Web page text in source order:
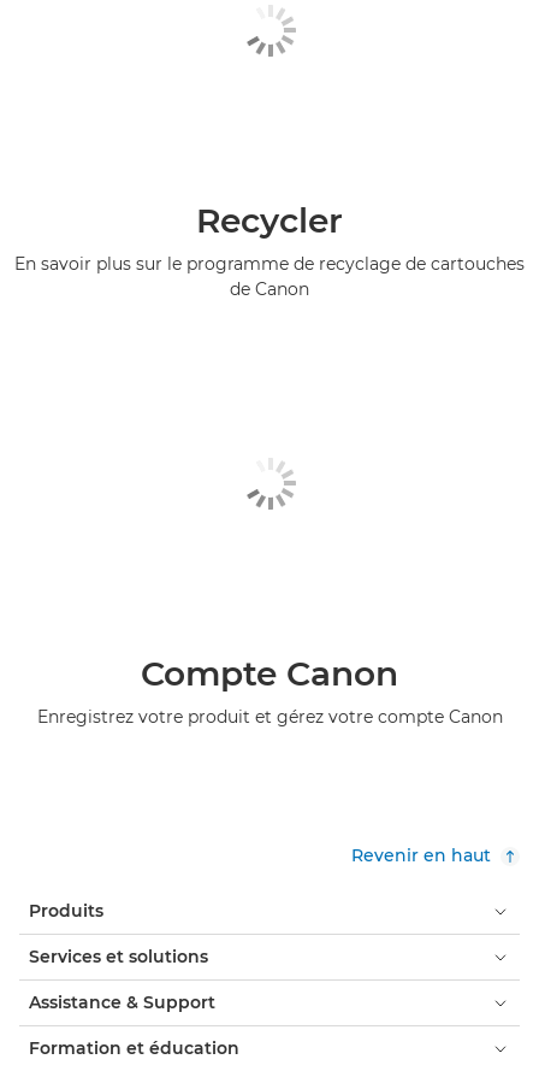
Recycler
En savoir plus sur le programme de recyclage de cartouches
de Canon
Compte Canon
Enregistrez votre produit et gérez votre compte Canon
Revenir en haut
Produits
Services et solutions
Assistance & Support
Formation et éducation